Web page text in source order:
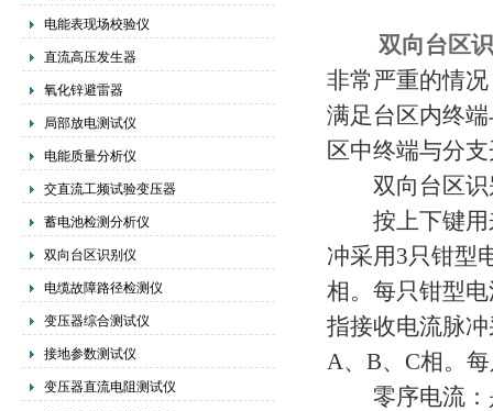
电能表现场校验仪
直流高压发生器
氧化锌避雷器
局部放电测试仪
电能质量分析仪
交直流工频试验变压器
蓄电池检测分析仪
双向台区识别仪
电缆故障路径检测仪
变压器综合测试仪
接地参数测试仪
变压器直流电阻测试仪
双向台区
非常严重的情
满足台区内终
区中终端与分
双向台区识
按上下键用
冲采用3只钳型
相。每只钳型
指接收电流脉
A、B、C相。
零序电流：是